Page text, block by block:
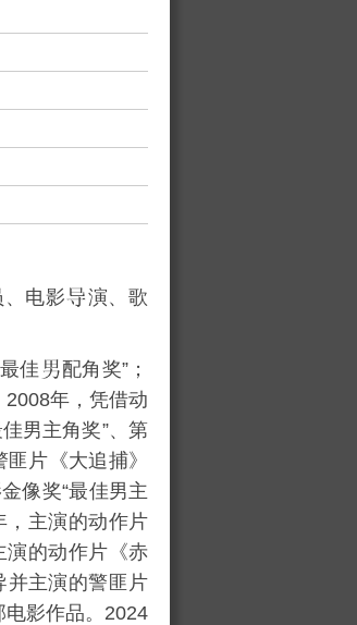
、电影
演、歌
佳
配角奖”；
2008年，凭借动
佳男主角奖”、第
匪片《大追捕》
像奖“最佳男主
，主演的动作片
演的动作片《赤
并主演的警匪片
电影作品。2024